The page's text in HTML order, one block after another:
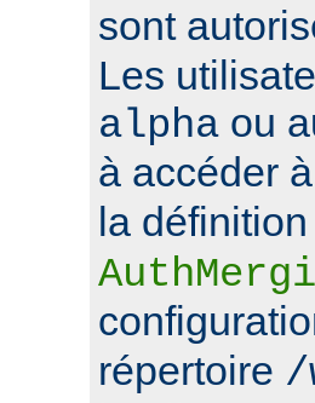
sont
Les
alpha ou
à accéder à
la
répertoire /